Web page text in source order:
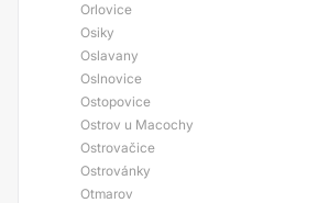
Orlovice
Osiky
Oslavany
Oslnovice
Ostopovice
Ostrov u Macochy
Ostrovačice
Ostrovánky
Otmarov